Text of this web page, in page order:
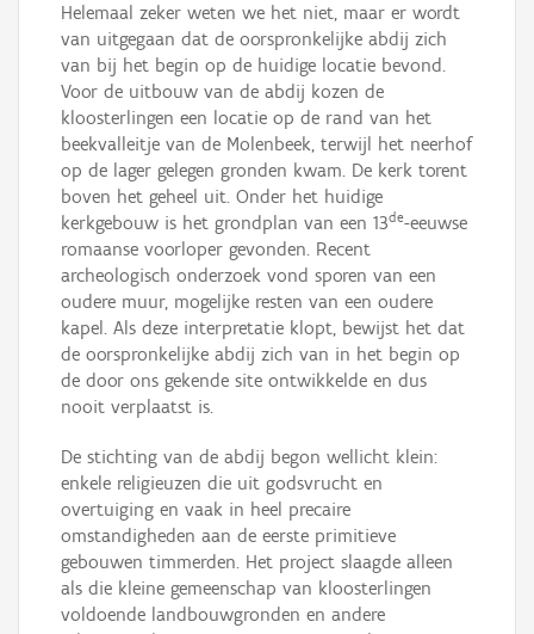
Helemaal zeker weten we het niet, maar er wordt
van uitgegaan dat de oorspronkelijke abdij zich
van bij het begin op de huidige locatie bevond.
Voor de uitbouw van de abdij kozen de
kloosterlingen een locatie op de rand van het
beekvalleitje van de Molenbeek, terwijl het neerhof
op de lager gelegen gronden kwam. De kerk torent
boven het geheel uit. Onder het huidige
kerkgebouw is het grondplan van een 13de-eeuwse
romaanse voorloper gevonden. Recent
archeologisch onderzoek vond sporen van een
oudere muur, mogelijke resten van een oudere
kapel. Als deze interpretatie klopt, bewijst het dat
de oorspronkelijke abdij zich van in het begin op
de door ons gekende site ontwikkelde en dus
nooit verplaatst is.
De stichting van de abdij begon wellicht klein:
enkele religieuzen die uit godsvrucht en
overtuiging en vaak in heel precaire
omstandigheden aan de eerste primitieve
gebouwen timmerden. Het project slaagde alleen
als die kleine gemeenschap van kloosterlingen
voldoende landbouwgronden en andere